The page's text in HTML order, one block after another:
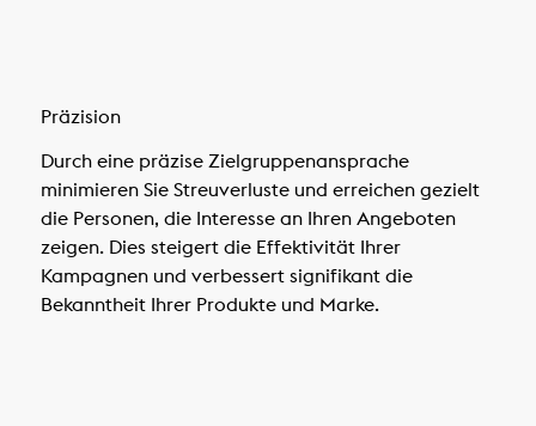
Präzision
Durch eine präzise Zielgruppenansprache
minimieren Sie Streuverluste und erreichen gezielt
die Personen, die Interesse an Ihren Angeboten
zeigen. Dies steigert die Effektivität Ihrer
Kampagnen und verbessert signifikant die
Bekanntheit Ihrer Produkte und Marke.